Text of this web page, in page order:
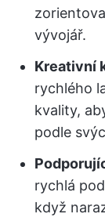
vývojář.
Kreativní
rychlého
kvality,
podle
rychlá
když